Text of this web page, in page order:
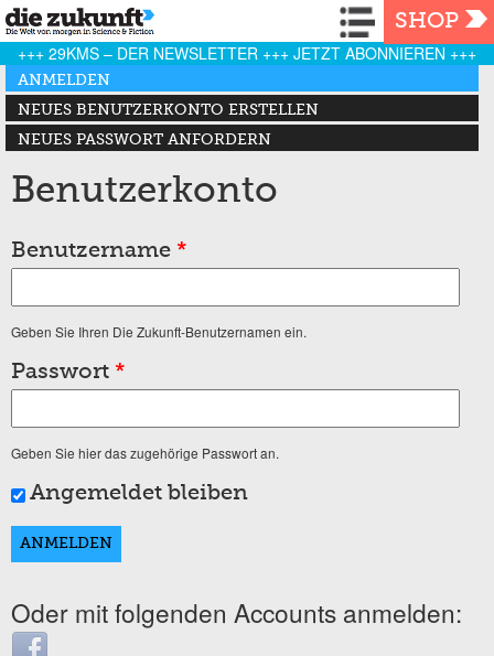
Navigation
SHOP
+++ 29KMS – DER NEWSLETTER +++ JETZT ABONNIEREN +++
Haupt-Reiter
ANMELDEN
(AKTIVER REITER)
NEUES BENUTZERKONTO ERSTELLEN
NEUES PASSWORT ANFORDERN
Benutzerkonto
Benutzername *
Geben Sie Ihren Die Zukunft-Benutzernamen ein.
Passwort *
Geben Sie hier das zugehörige Passwort an.
Angemeldet bleiben
Oder mit folgenden Accounts anmelden:
Login with Facebook